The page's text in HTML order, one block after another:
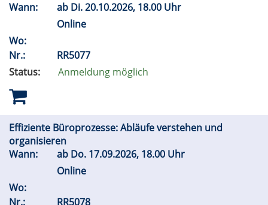
Wann:
ab Di.20.10.2026, 18.00 Uhr
Online
Wo:
Nr.:
RR5077
Status:
Anmeldung möglich
Effiziente Büroprozesse: Abläufe verstehen und
organisieren
Wann:
ab Do. 17.09.2026, 18.00 Uhr
Online
Wo:
Nr.:
RR5078